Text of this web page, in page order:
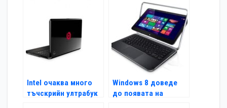
Intel очаква много
тъчскрийн ултрабук
Windows 8 доведе
до появата на